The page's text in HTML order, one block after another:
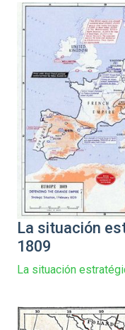
La situación
1809
La situación